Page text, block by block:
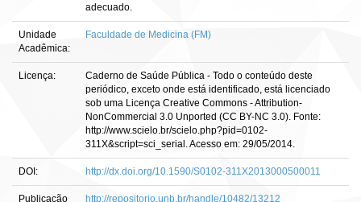
adecuado.
Unidade
Acadêmica:
Faculdade de Medicina (FM)
Licença:
Caderno de Saúde Pública - Todo o conteúdo deste
periódico, exceto onde está identificado, está licenciado
sob uma Licença Creative Commons - Attribution-
NonCommercial 3.0 Unported (CC BY-NC 3.0). Fonte:
http://www.scielo.br/scielo.php?pid=0102-
311X&script=sci_serial. Acesso em: 29/05/2014.
DOI: http://dx.doi.org/10.1590/S0102-311X2013000500011
Publicação http://repositorio.unb.br/handle/10482/13212